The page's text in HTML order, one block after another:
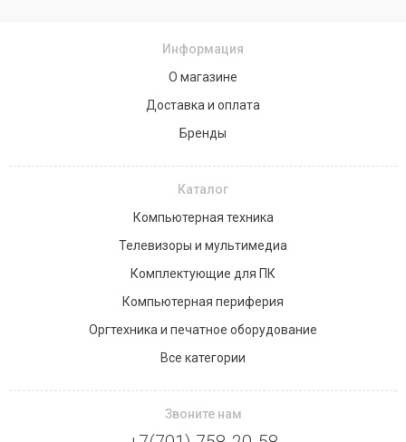
Информация
О магазине
Доставка и оплата
Бренды
Каталог
Компьютерная техника
Телевизоры и мультимедиа
Комплектующие для ПК
Компьютерная периферия
Оргтехника и печатное оборудование
Все категории
Звоните нам